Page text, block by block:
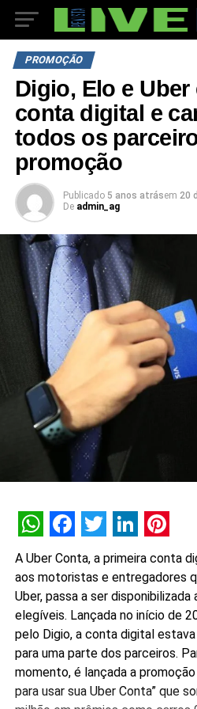
PROMOÇÃO
Digio, Elo e
conta digital e
todos os
promoção
Publicado 5 anos atrásem 20
De admin_ag
WhatsApp
Facebook
Twitter
A Uber Conta, a primeira conta
aos motoristas e entregadores
Uber, passa a ser
elegíveis. Lançada no início de
pelo Digio, a conta digital
para uma parte dos parceiros.
momento, é lançada a
para usar sua Uber Conta” que